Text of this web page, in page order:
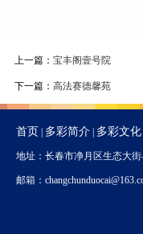
上一篇： 宝丰阁壹号院
下一篇： 高法赛德馨苑
首页 | 多彩简介 | 多彩文化
地址：长春市净月区生态大街
邮箱：